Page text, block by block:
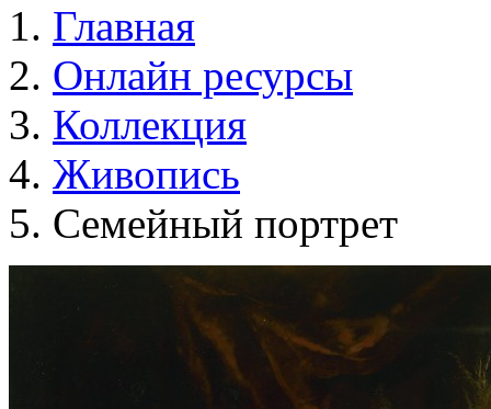
Главная
Онлайн ресурсы
Коллекция
Живопись
Семейный портрет